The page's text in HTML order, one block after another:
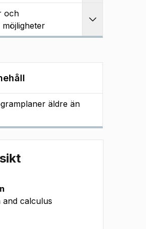
och
äldre än
and calculus